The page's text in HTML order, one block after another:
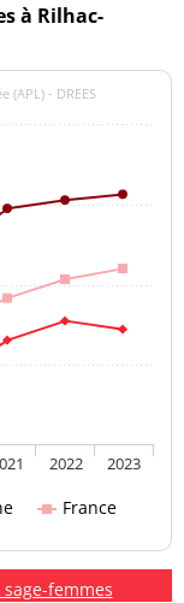
à Rilhac-
- DREES
France
2022 2023
femmes